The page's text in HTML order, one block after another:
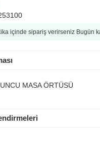
içinde sipariş verirseniz Bugün
MASA ÖRTÜSÜ